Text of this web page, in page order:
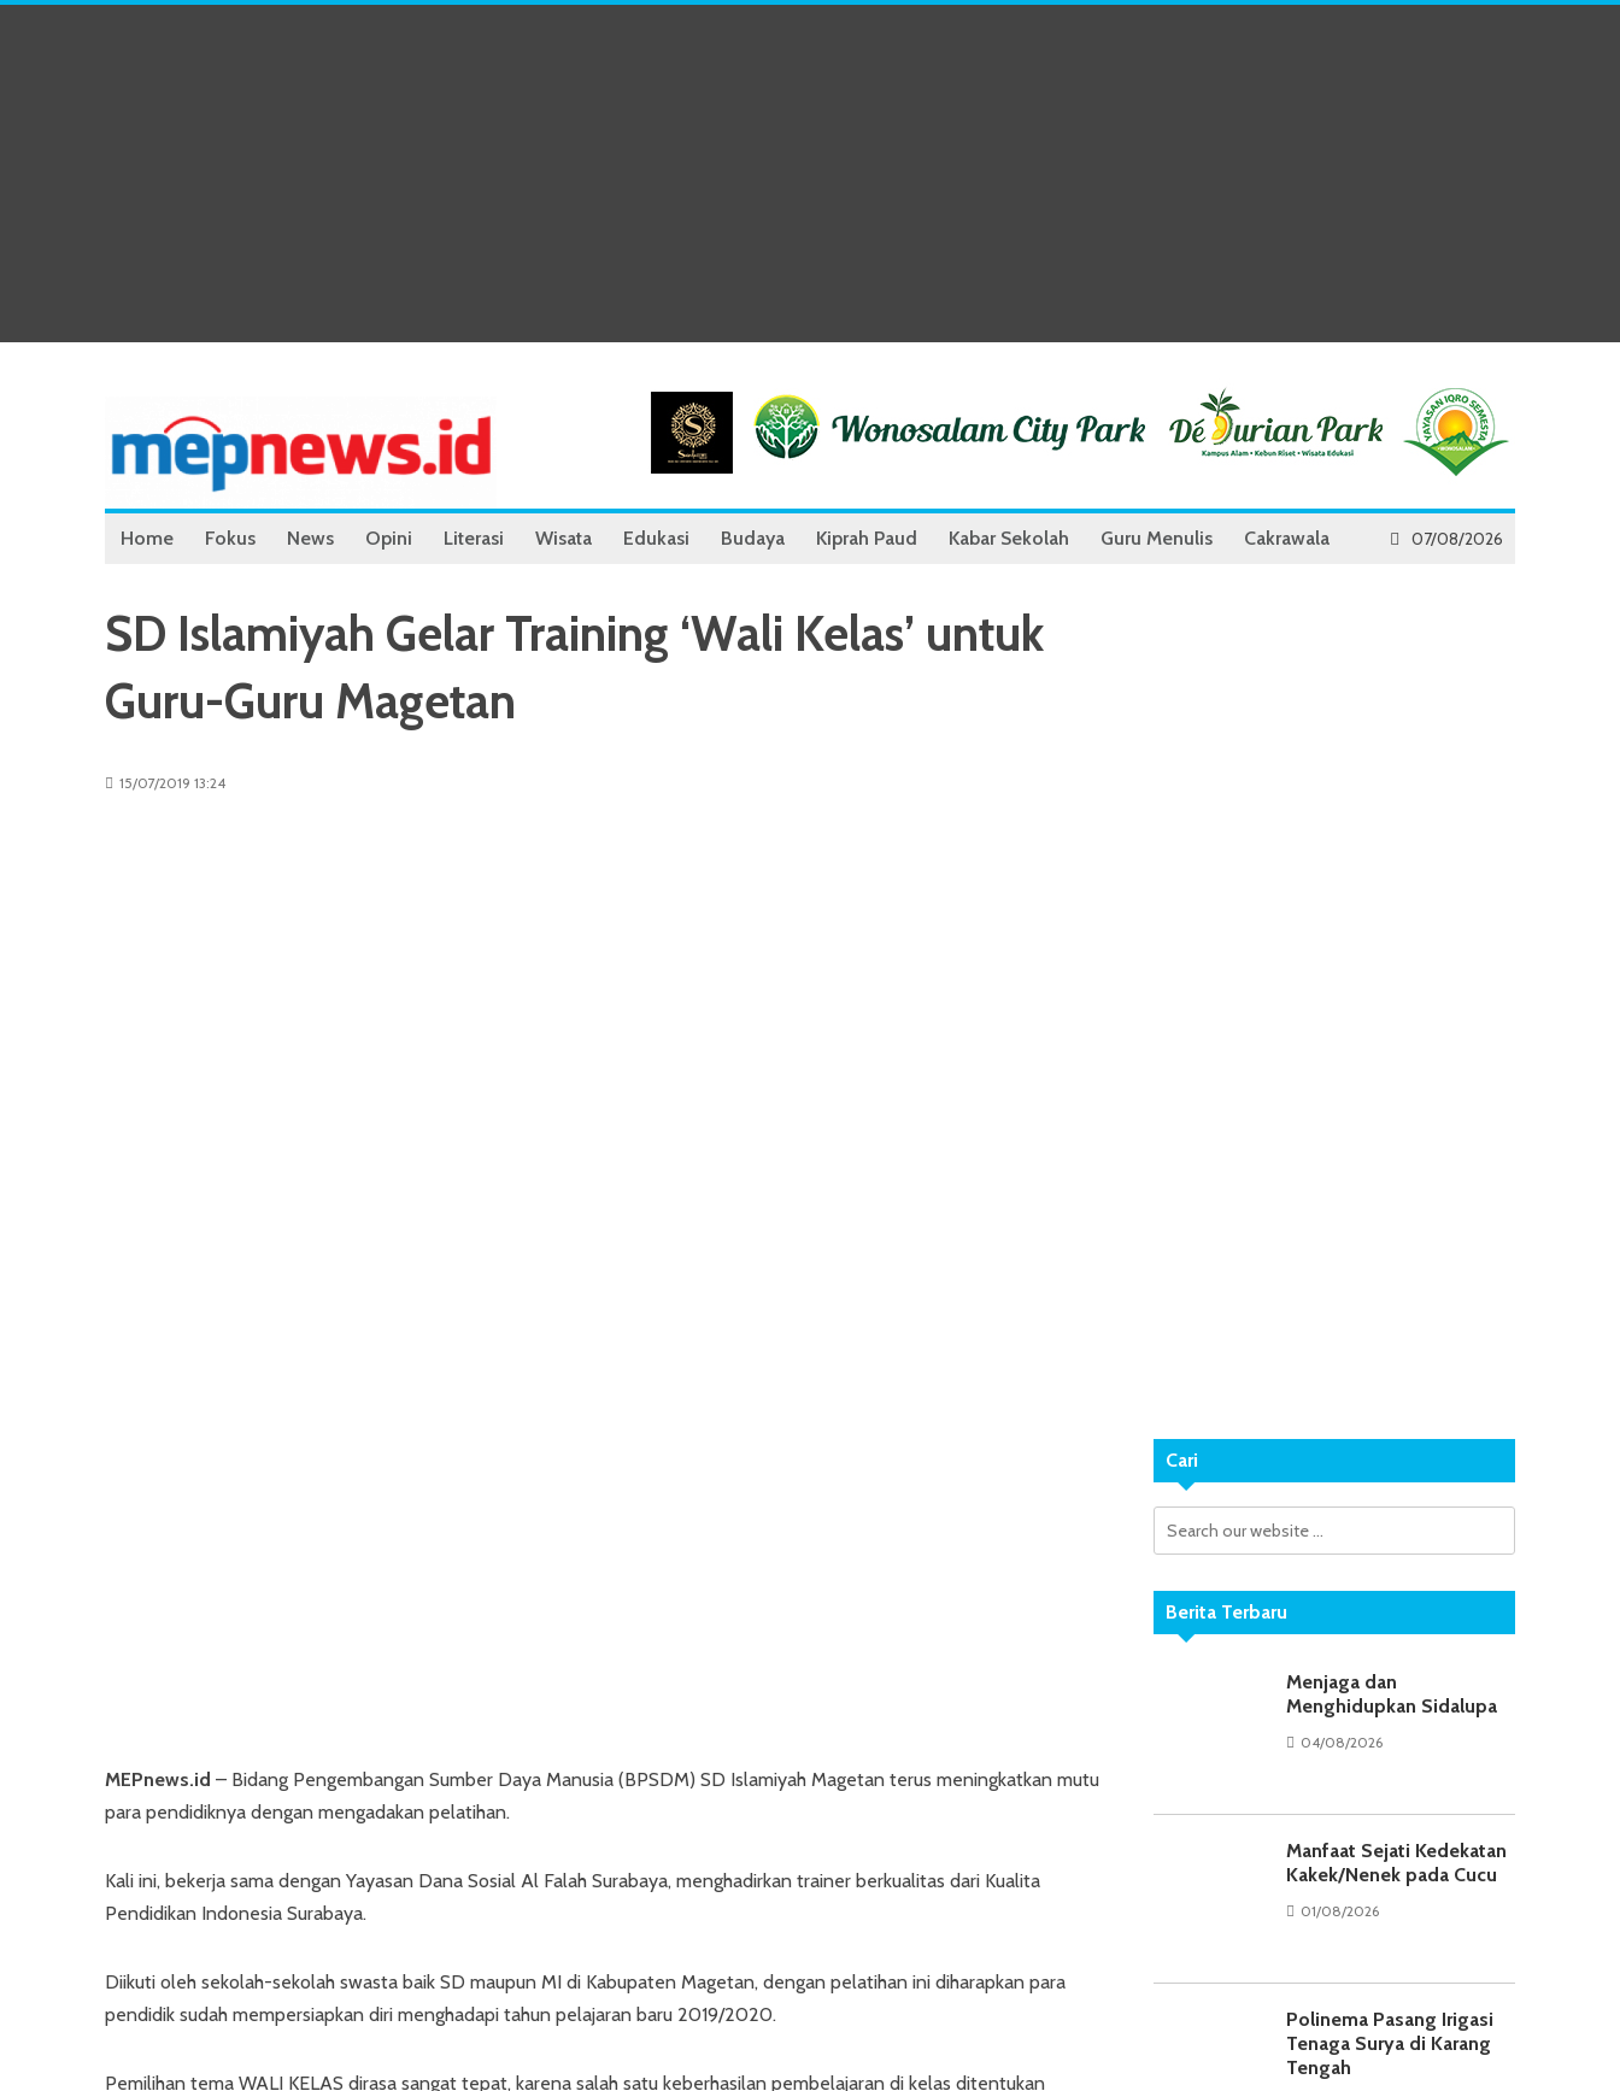
Home Fokus News Opini Literasi Wisata Edukasi Budaya Kiprah Paud Kabar Sekolah Guru Menulis Cakrawala 07/08/2026
SD Islamiyah Gelar Training ‘Wali Kelas’ untuk
Guru-Guru Magetan
15/07/2019 13:24
MEPnews.id – Bidang Pengembangan Sumber Daya Manusia (BPSDM) SD Islamiyah Magetan terus meningkatkan mutu
para pendidiknya dengan mengadakan pelatihan.
Kali ini, bekerja sama dengan Yayasan Dana Sosial Al Falah Surabaya, menghadirkan trainer berkualitas dari Kualita
Pendidikan Indonesia Surabaya.
Diikuti oleh sekolah-sekolah swasta baik SD maupun MI di Kabupaten Magetan, dengan pelatihan ini diharapkan para
pendidik sudah mempersiapkan diri menghadapi tahun pelajaran baru 2019/2020.
Pemilihan tema WALI KELAS dirasa sangat tepat, karena salah satu keberhasilan pembelajaran di kelas ditentukan
Cari
Berita Terbaru
Menjaga dan
Menghidupkan Sidalupa
04/08/2026
Manfaat Sejati Kedekatan
Kakek/Nenek pada Cucu
01/08/2026
Polinema Pasang Irigasi
Tenaga Surya di Karang
Tengah